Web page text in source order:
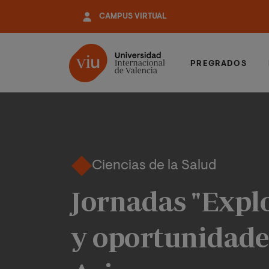
contenido
CAMPUS VIRTUAL
PREGRADOS
Ciencias de la Salud
Jornadas
y